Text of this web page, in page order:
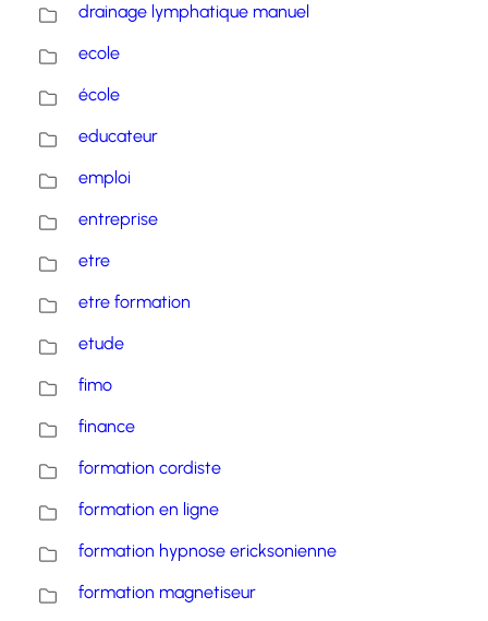
drainage lymphatique manuel
ecole
école
educateur
emploi
entreprise
etre
etre formation
etude
fimo
finance
formation cordiste
formation en ligne
formation hypnose ericksonienne
formation magnetiseur